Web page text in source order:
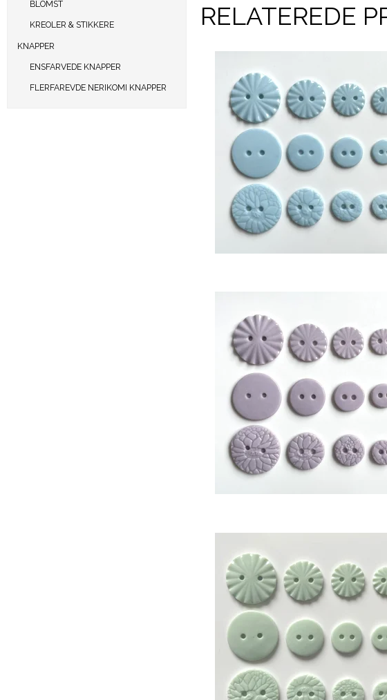
BLOMST
KREOLER & STIKKERE
KNAPPER
ENSFARVEDE KNAPPER
FLERFAREVDE NERIKOMI KNAPPER
RELATEREDE